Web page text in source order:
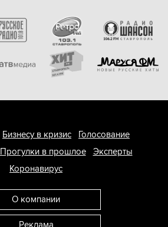
Бизнесу в кризис
Голосование
Прогулки в прошлое
Эксперты
Коронавирус
О компании
Реклама